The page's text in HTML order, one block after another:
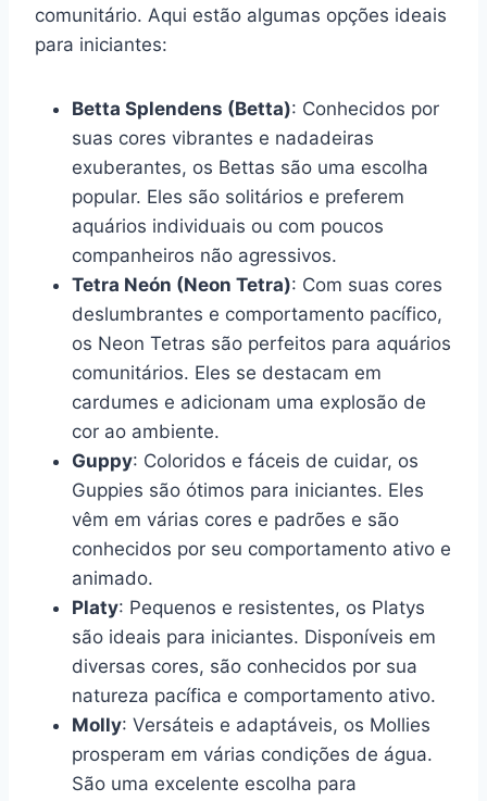
comunitário. Aqui estão algumas opções ideais
para iniciantes:
Betta Splendens (Betta): Conhecidos por
suas cores vibrantes e nadadeiras
exuberantes, os Bettas são uma escolha
popular. Eles são solitários e preferem
aquários individuais ou com poucos
companheiros não agressivos.
Tetra Neón (Neon Tetra): Com suas cores
deslumbrantes e comportamento pacífico,
os Neon Tetras são perfeitos para aquários
comunitários. Eles se destacam em
cardumes e adicionam uma explosão de
cor ao ambiente.
Guppy: Coloridos e fáceis de cuidar, os
Guppies são ótimos para iniciantes. Eles
vêm em várias cores e padrões e são
conhecidos por seu comportamento ativo e
animado.
Platy: Pequenos e resistentes, os Platys
são ideais para iniciantes. Disponíveis em
diversas cores, são conhecidos por sua
natureza pacífica e comportamento ativo.
Molly: Versáteis e adaptáveis, os Mollies
prosperam em várias condições de água.
São uma excelente escolha para